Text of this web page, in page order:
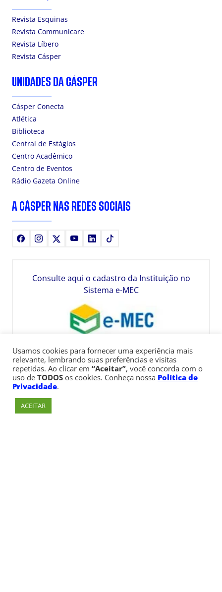
Revista Esquinas
Revista Communicare
Revista Líbero
Revista Cásper
UNIDADES DA CÁSPER
Cásper Conecta
Atlética
Biblioteca
Central de Estágios
Centro Acadêmico
Centro de Eventos
Rádio Gazeta Online
A CÁSPER NAS REDES SOCIAIS
FacebookInstagram YoutubeLinkedIn
Consulte aqui o cadastro da Instituição no
Sistema e-MEC
Usamos cookies para fornecer uma experiência mais
relevante, lembrando suas preferências e visitas
repetidas. Ao clicar em “Aceitar”, você concorda com o
uso de TODOS os cookies. Conheça nossa Política de
Privacidade.
ACEITAR